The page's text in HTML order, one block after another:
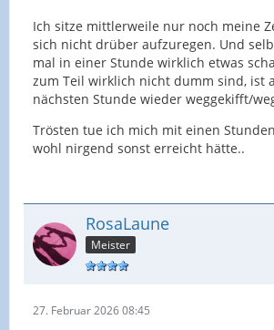
Ich sitze mittlerweile nur noch meine
sich nicht drüber aufzuregen. Und
mal in einer Stunde wirklich etwas
zum Teil wirklich nicht dumm sind, ist
nächsten Stunde wieder weggekifft/
Trösten tue ich mich mit einen
wohl nirgend sonst erreicht hätte..
RosaLaune
Meister
27. Februar 2026 08:45